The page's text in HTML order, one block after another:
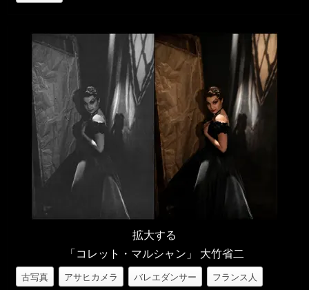
拡大する
「コレット・マルシャン」 大竹省二
古写真 アサヒカメラ バレエダンサー
フランス人